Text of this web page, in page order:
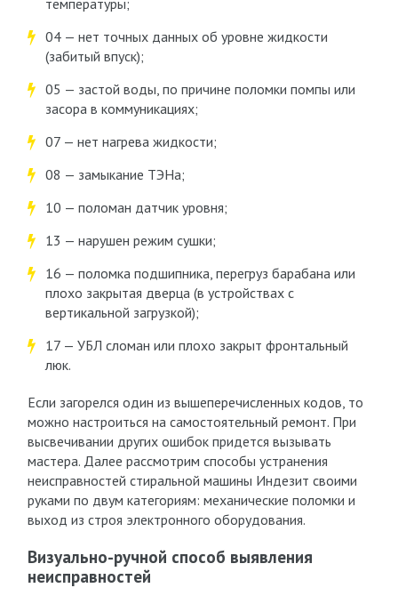
температуры;
04 — нет точных данных об уровне жидкости
(забитый впуск);
05 — застой воды, по причине поломки помпы или
засора в коммуникациях;
07 — нет нагрева жидкости;
08 — замыкание ТЭНа;
10 — поломан датчик уровня;
13 — нарушен режим сушки;
16 — поломка подшипника, перегруз барабана или
плохо закрытая дверца (в устройствах с
вертикальной загрузкой);
17 — УБЛ сломан или плохо закрыт фронтальный
люк.
Если загорелся один из вышеперечисленных кодов, то
можно настроиться на самостоятельный ремонт. При
высвечивании других ошибок придется вызывать
мастера. Далее рассмотрим способы устранения
неисправностей стиральной машины Индезит своими
руками по двум категориям: механические поломки и
выход из строя электронного оборудования.
Визуально-ручной способ выявления
неисправностей